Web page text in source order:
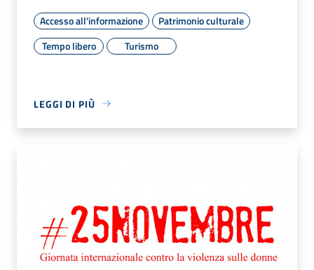
Accesso all'informazione
Patrimonio culturale
Tempo libero
Turismo
LEGGI DI PIÙ